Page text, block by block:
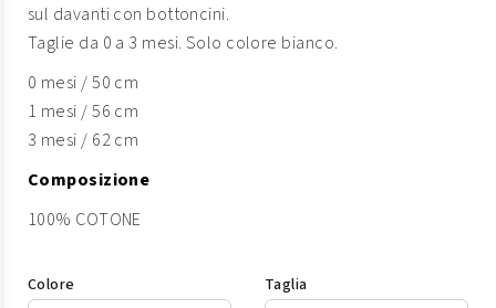
sul davanti con bottoncini.
Taglie da 0 a 3 mesi. Solo colore bianco.
0 mesi / 50 cm
1 mesi / 56 cm
3 mesi / 62 cm
Composizione
100% COTONE
Colore Taglia